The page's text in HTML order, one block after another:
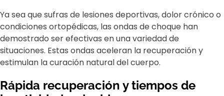
Ya sea que sufras de lesiones deportivas, dolor crónico o
condiciones ortopédicas, las ondas de choque han
demostrado ser efectivas en una variedad de
situaciones. Estas ondas aceleran la recuperación y
estimulan la curación natural del cuerpo.
Rápida recuperación y tiempos de